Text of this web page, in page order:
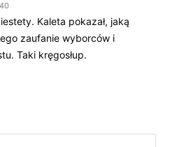
Kaleta pokazał, jaką
zaufanie wyborców i
Taki kręgosłup.